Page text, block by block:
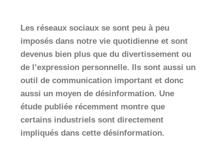
Les réseaux sociaux se sont peu à peu
imposés dans notre vie quotidienne et sont
devenus bien plus que du divertissement ou
de l’expression personnelle. Ils sont aussi un
outil de communication important et donc
aussi un moyen de désinformation. Une
étude publiée récemment montre que
certains industriels sont directement
impliqués dans cette désinformation.